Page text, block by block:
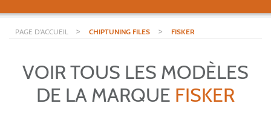
PAGE D'ACCUEIL > CHIPTUNING FILES > FISKER
VOIR TOUS LES MODÈLES
DE LA MARQUE FISKER